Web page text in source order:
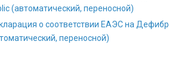
(автоматический, переносной)
о соответствии ЕАЭС на
переносной)